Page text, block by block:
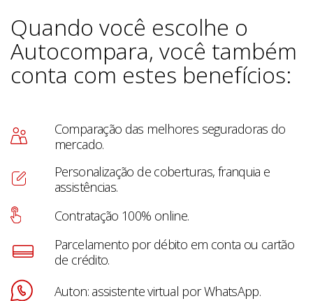
Quando você escolhe o
Autocompara, você também
conta com estes benefícios:
Comparação das melhores seguradoras do
mercado.
Personalização de coberturas, franquia e
assistências.
Contratação 100% online.
Parcelamento por débito em conta ou cartão
de crédito.
Auton: assistente virtual por WhatsApp.